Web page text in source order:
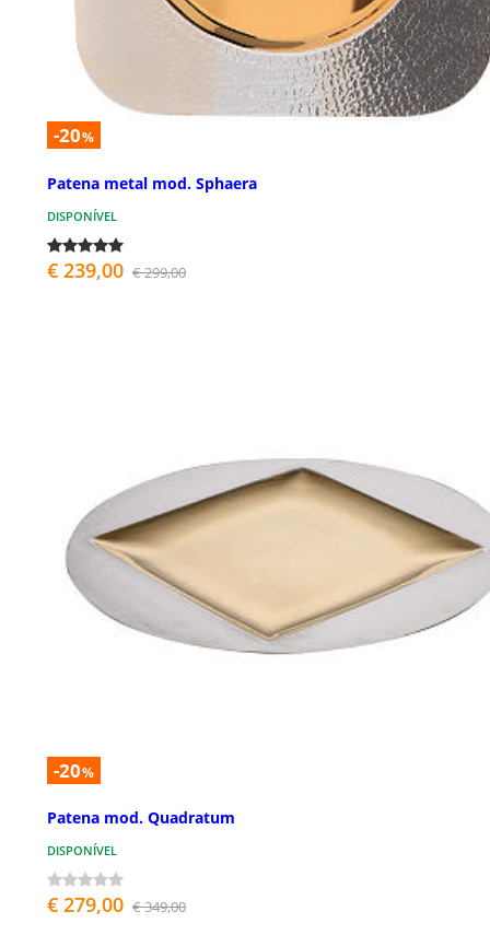
-20%
Patena metal mod. Sphaera
DISPONÍVEL
€ 239,00 € 299,00
-20%
Patena mod. Quadratum
DISPONÍVEL
€ 279,00 € 349,00